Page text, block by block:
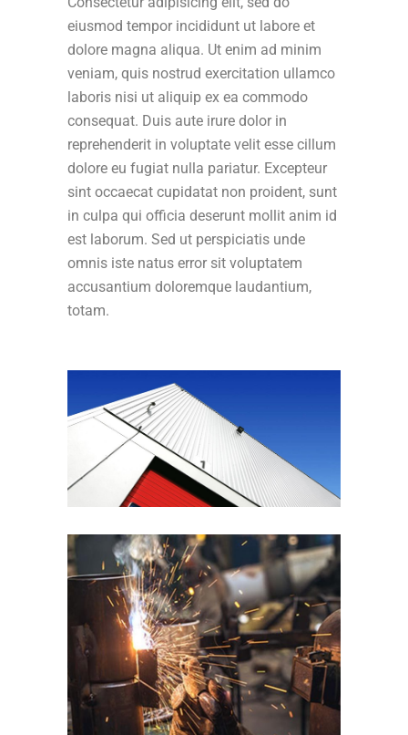
eiusmod tempor incididunt ut labore et
dolore magna aliqua. Ut enim ad minim
veniam, quis nostrud exercitation ullamco
laboris nisi ut aliquip ex ea commodo
consequat. Duis aute irure dolor in
reprehenderit in voluptate velit esse cillum
dolore eu fugiat nulla pariatur. Excepteur
sint occaecat cupidatat non proident, sunt
in culpa qui officia deserunt mollit anim id
est laborum. Sed ut perspiciatis unde
omnis iste natus error sit voluptatem
accusantium doloremque laudantium,
totam.